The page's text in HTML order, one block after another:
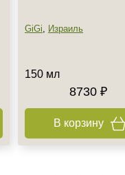
GiGi, Израиль
150 мл
8730 ₽
В корзину